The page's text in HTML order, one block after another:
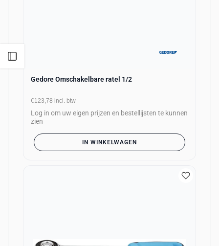
Gedore Omschakelbare ratel 1/2
€123,78 incl. btw
Log in om uw eigen prijzen en bestellijsten te kunnen
zien
IN WINKELWAGEN